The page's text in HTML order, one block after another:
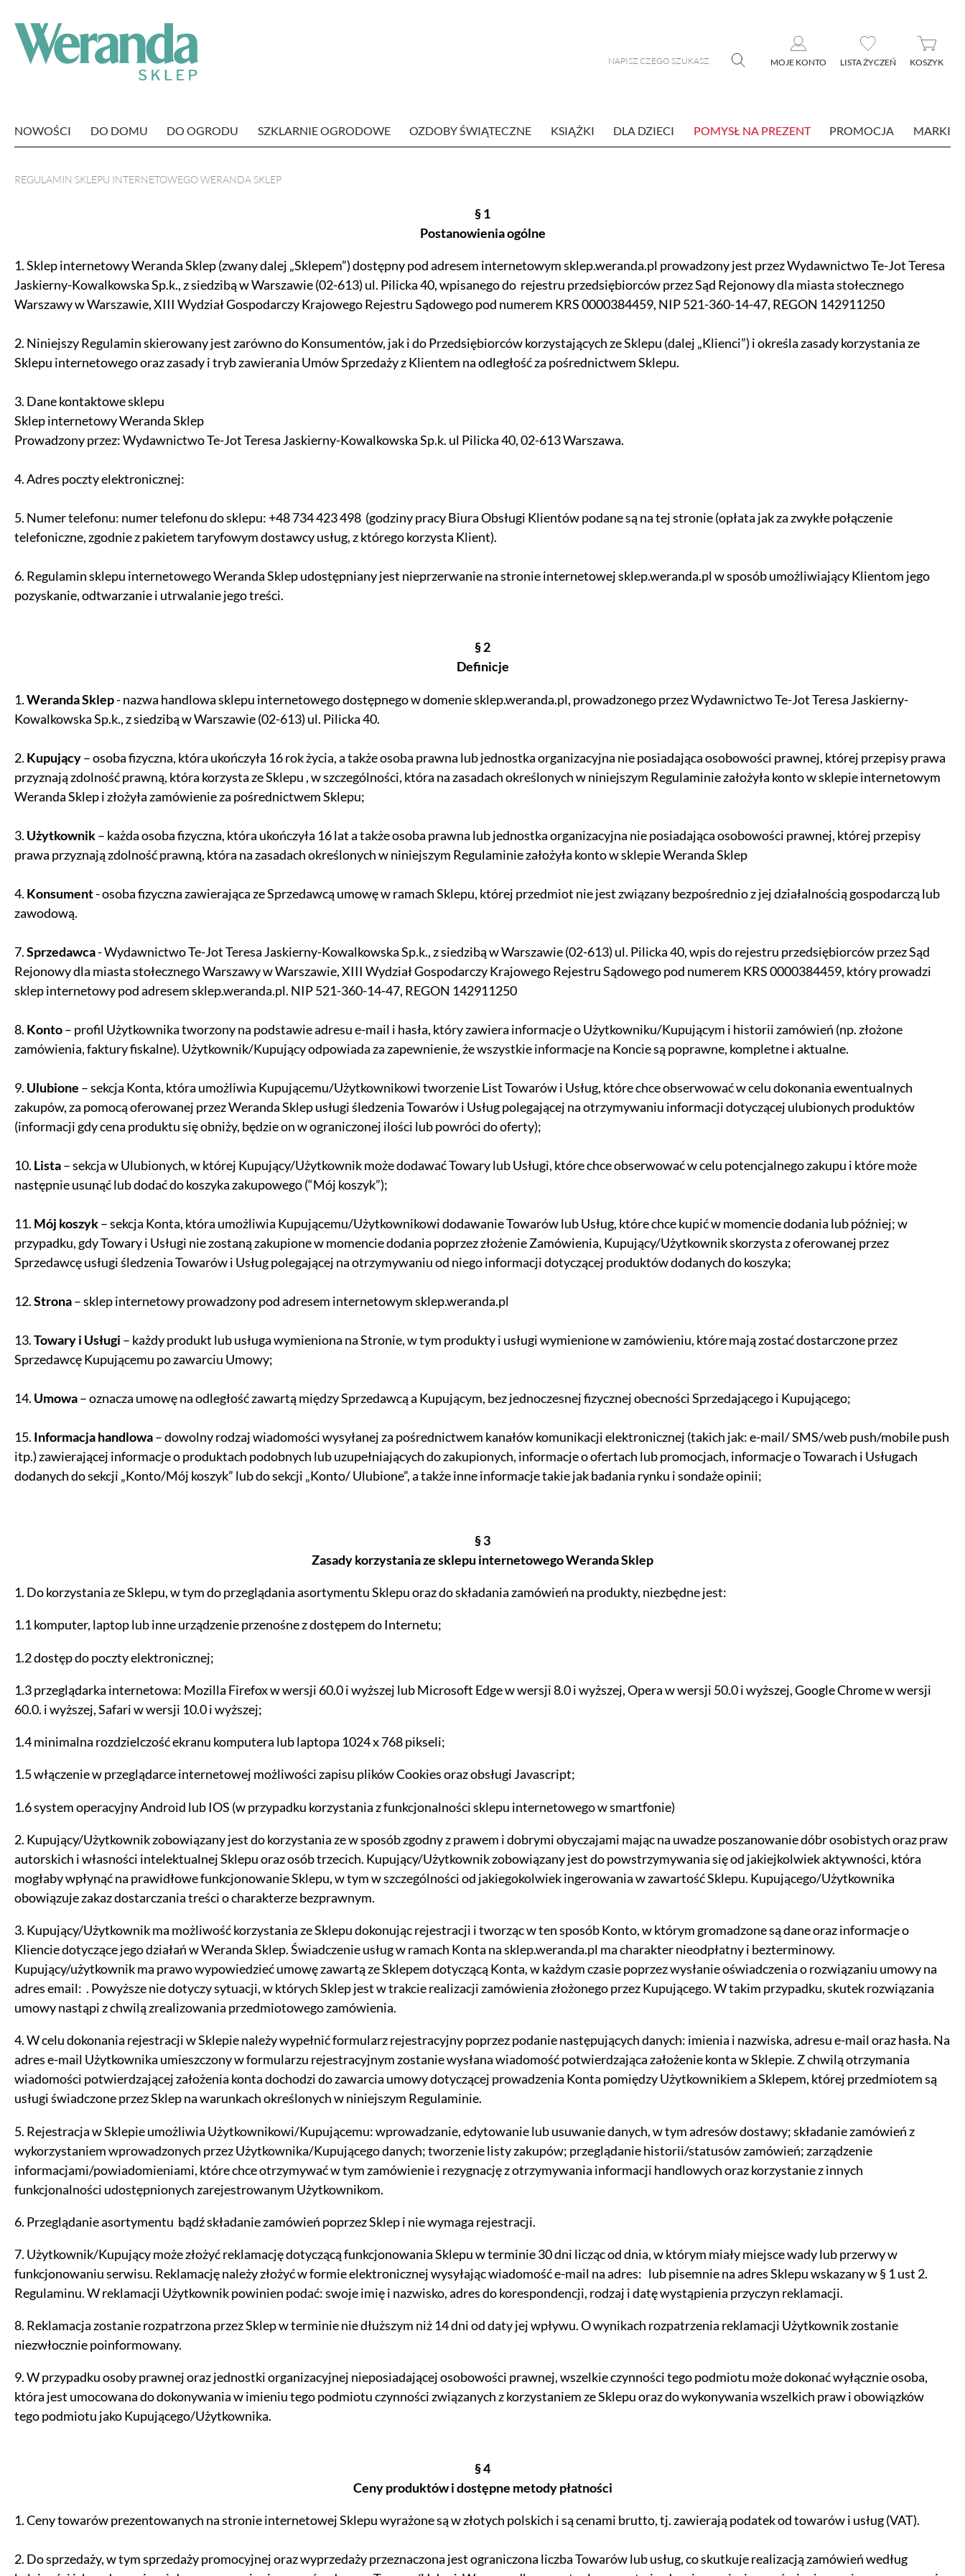
MOJE KONTO LISTA ŻYCZEŃ KOSZYK
NOWOŚCI DO DOMU DO OGRODU SZKLARNIE OGRODOWE OZDOBY ŚWIĄTECZNE KSIĄŻKI DLA DZIECI POMYSŁ NA PREZENT PROMOCJA MARKI
REGULAMIN SKLEPU INTERNETOWEGO WERANDA SKLEP
§ 1
Postanowienia ogólne
1. Sklep internetowy Weranda Sklep (zwany dalej „Sklepem”) dostępny pod adresem internetowym sklep.weranda.pl prowadzony jest przez Wydawnictwo Te-Jot Teresa
Jaskierny-Kowalkowska Sp.k., z siedzibą w Warszawie (02-613) ul. Pilicka 40, wpisanego do rejestru przedsiębiorców przez Sąd Rejonowy dla miasta stołecznego
Warszawy w Warszawie, XIII Wydział Gospodarczy Krajowego Rejestru Sądowego pod numerem KRS 0000384459, NIP 521-360-14-47, REGON 142911250
2. Niniejszy Regulamin skierowany jest zarówno do Konsumentów, jak i do Przedsiębiorców korzystających ze Sklepu (dalej „Klienci”) i określa zasady korzystania ze
Sklepu internetowego oraz zasady i tryb zawierania Umów Sprzedaży z Klientem na odległość za pośrednictwem Sklepu.
3. Dane kontaktowe sklepu
Sklep internetowy Weranda Sklep
Prowadzony przez: Wydawnictwo Te-Jot Teresa Jaskierny-Kowalkowska Sp.k. ul Pilicka 40, 02-613 Warszawa.
4. Adres poczty elektronicznej:
5. Numer telefonu: numer telefonu do sklepu: +48 734 423 498 (godziny pracy Biura Obsługi Klientów podane są na tej stronie (opłata jak za zwykłe połączenie
telefoniczne, zgodnie z pakietem taryfowym dostawcy usług, z którego korzysta Klient).
6. Regulamin sklepu internetowego Weranda Sklep udostępniany jest nieprzerwanie na stronie internetowej sklep.weranda.pl w sposób umożliwiający Klientom jego
pozyskanie, odtwarzanie i utrwalanie jego treści.
§ 2
Definicje
1.Weranda Sklep- nazwa handlowa sklepu internetowego dostępnego w domenie sklep.weranda.pl, prowadzonego przez Wydawnictwo Te-Jot Teresa Jaskierny-
Kowalkowska Sp.k., z siedzibą w Warszawie (02-613) ul. Pilicka 40.
2. Kupujący– osoba fizyczna, która ukończyła 16 rok życia, a także osoba prawna lub jednostka organizacyjna nie posiadająca osobowości prawnej, której przepisy prawa
przyznają zdolność prawną, która korzysta ze Sklepu , w szczególności, która na zasadach określonych w niniejszym Regulaminie założyła konto w sklepie internetowym
Weranda Sklep i złożyła zamówienie za pośrednictwem Sklepu;
3. Użytkownik– każda osoba fizyczna, która ukończyła 16 lat a także osoba prawna lub jednostka organizacyjna nie posiadająca osobowości prawnej, której przepisy
prawa przyznają zdolność prawną, która na zasadach określonych w niniejszym Regulaminie założyła konto w sklepie Weranda Sklep
4. Konsument- osoba fizyczna zawierająca ze Sprzedawcą umowę w ramach Sklepu, której przedmiot nie jest związany bezpośrednio z jej działalnością gospodarczą lub
zawodową.
7.Sprzedawca- Wydawnictwo Te-Jot Teresa Jaskierny-Kowalkowska Sp.k., z siedzibą w Warszawie (02-613) ul. Pilicka 40, wpis do rejestru przedsiębiorców przez Sąd
Rejonowy dla miasta stołecznego Warszawy w Warszawie, XIII Wydział Gospodarczy Krajowego Rejestru Sądowego pod numerem KRS 0000384459, który prowadzi
sklep internetowy pod adresem sklep.weranda.pl. NIP 521-360-14-47, REGON 142911250
8. Konto– profil Użytkownika tworzony na podstawie adresu e-mail i hasła, który zawiera informacje o Użytkowniku/Kupującym i historii zamówień (np. złożone
zamówienia, faktury fiskalne). Użytkownik/Kupujący odpowiada za zapewnienie, że wszystkie informacje na Koncie są poprawne, kompletne i aktualne.
9. Ulubione – sekcja Konta, która umożliwia Kupującemu/Użytkownikowi tworzenie List Towarów i Usług, które chce obserwować w celu dokonania ewentualnych
zakupów, za pomocą oferowanej przez Weranda Sklep usługi śledzenia Towarów i Usług polegającej na otrzymywaniu informacji dotyczącej ulubionych produktów
(informacji gdy cena produktu się obniży, będzie on w ograniczonej ilości lub powróci do oferty);
10. Lista– sekcja w Ulubionych, w której Kupujący/Użytkownik może dodawać Towary lub Usługi, które chce obserwować w celu potencjalnego zakupu i które może
następnie usunąć lub dodać do koszyka zakupowego (“Mój koszyk”);
11. Mój koszyk– sekcja Konta, która umożliwia Kupującemu/Użytkownikowi dodawanie Towarów lub Usług, które chce kupić w momencie dodania lub później; w
przypadku, gdy Towary i Usługi nie zostaną zakupione w momencie dodania poprzez złożenie Zamówienia, Kupujący/Użytkownik skorzysta z oferowanej przez
Sprzedawcę usługi śledzenia Towarów i Usług polegającej na otrzymywaniu od niego informacji dotyczącej produktów dodanych do koszyka;
12.Strona– sklep internetowy prowadzony pod adresem internetowym sklep.weranda.pl
13.Towary i Usługi – każdy produkt lub usługa wymieniona na Stronie, w tym produkty i usługi wymienione w zamówieniu, które mają zostać dostarczone przez
Sprzedawcę Kupującemu po zawarciu Umowy;
14. Umowa– oznacza umowę na odległość zawartą między Sprzedawcą a Kupującym, bez jednoczesnej fizycznej obecności Sprzedającego i Kupującego;
15. Informacja handlowa– dowolny rodzaj wiadomości wysyłanej za pośrednictwem kanałów komunikacji elektronicznej (takich jak: e-mail/ SMS/web push/mobile push
itp.) zawierającej informacje o produktach podobnych lub uzupełniających do zakupionych, informacje o ofertach lub promocjach, informacje o Towarach i Usługach
dodanych do sekcji „Konto/Mój koszyk” lub do sekcji „Konto/ Ulubione”, a także inne informacje takie jak badania rynku i sondaże opinii;
§ 3
Zasady korzystania ze sklepu internetowego Weranda Sklep
1. Do korzystania ze Sklepu, w tym do przeglądania asortymentu Sklepu oraz do składania zamówień na produkty, niezbędne jest:
1.1 komputer, laptop lub inne urządzenie przenośne z dostępem do Internetu;
1.2 dostęp do poczty elektronicznej;
1.3 przeglądarka internetowa: Mozilla Firefox w wersji 60.0 i wyższej lub Microsoft Edge w wersji 8.0 i wyższej, Opera w wersji 50.0 i wyższej, Google Chrome w wersji
60.0. i wyższej, Safari w wersji 10.0 i wyższej;
1.4 minimalna rozdzielczość ekranu komputera lub laptopa 1024 x 768 pikseli;
1.5 włączenie w przeglądarce internetowej możliwości zapisu plików Cookies oraz obsługi Javascript;
1.6 system operacyjny Android lub IOS (w przypadku korzystania z funkcjonalności sklepu internetowego w smartfonie)
2. Kupujący/Użytkownik zobowiązany jest do korzystania ze w sposób zgodny z prawem i dobrymi obyczajami mając na uwadze poszanowanie dóbr osobistych oraz praw
autorskich i własności intelektualnej Sklepu oraz osób trzecich. Kupujący/Użytkownik zobowiązany jest do powstrzymywania się od jakiejkolwiek aktywności, która
mogłaby wpłynąć na prawidłowe funkcjonowanie Sklepu, w tym w szczególności od jakiegokolwiek ingerowania w zawartość Sklepu. Kupującego/Użytkownika
obowiązuje zakaz dostarczania treści o charakterze bezprawnym.
3. Kupujący/Użytkownik ma możliwość korzystania ze Sklepu dokonując rejestracji i tworząc w ten sposób Konto, w którym gromadzone są dane oraz informacje o
Kliencie dotyczące jego działań w Weranda Sklep. Świadczenie usług w ramach Konta na sklep.weranda.pl ma charakter nieodpłatny i bezterminowy.
Kupujący/użytkownik ma prawo wypowiedzieć umowę zawartą ze Sklepem dotyczącą Konta, w każdym czasie poprzez wysłanie oświadczenia o rozwiązaniu umowy na
adres email: . Powyższe nie dotyczy sytuacji, w których Sklep jest w trakcie realizacji zamówienia złożonego przez Kupującego. W takim przypadku, skutek rozwiązania
umowy nastąpi z chwilą zrealizowania przedmiotowego zamówienia.
4. W celu dokonania rejestracji w Sklepie należy wypełnić formularz rejestracyjny poprzez podanie następujących danych: imienia i nazwiska, adresu e-mail oraz hasła. Na
adres e-mail Użytkownika umieszczony w formularzu rejestracyjnym zostanie wysłana wiadomość potwierdzająca założenie konta w Sklepie. Z chwilą otrzymania
wiadomości potwierdzającej założenia konta dochodzi do zawarcia umowy dotyczącej prowadzenia Konta pomiędzy Użytkownikiem a Sklepem, której przedmiotem są
usługi świadczone przez Sklep na warunkach określonych w niniejszym Regulaminie.
5. Rejestracja w Sklepie umożliwia Użytkownikowi/Kupującemu: wprowadzanie, edytowanie lub usuwanie danych, w tym adresów dostawy; składanie zamówień z
wykorzystaniem wprowadzonych przez Użytkownika/Kupującego danych; tworzenie listy zakupów; przeglądanie historii/statusów zamówień; zarządzenie
informacjami/powiadomieniami, które chce otrzymywać w tym zamówienie i rezygnację z otrzymywania informacji handlowych oraz korzystanie z innych
funkcjonalności udostępnionych zarejestrowanym Użytkownikom.
6. Przeglądanie asortymentu bądź składanie zamówień poprzez Sklep i nie wymaga rejestracji.
7. Użytkownik/Kupujący może złożyć reklamację dotyczącą funkcjonowania Sklepu w terminie 30 dni licząc od dnia, w którym miały miejsce wady lub przerwy w
funkcjonowaniu serwisu. Reklamację należy złożyć w formie elektronicznej wysyłając wiadomość e-mail na adres: lub pisemnie na adres Sklepu wskazany w § 1 ust 2.
Regulaminu. W reklamacji Użytkownik powinien podać: swoje imię i nazwisko, adres do korespondencji, rodzaj i datę wystąpienia przyczyn reklamacji.
8. Reklamacja zostanie rozpatrzona przez Sklep w terminie nie dłuższym niż 14 dni od daty jej wpływu. O wynikach rozpatrzenia reklamacji Użytkownik zostanie
niezwłocznie poinformowany.
9. W przypadku osoby prawnej oraz jednostki organizacyjnej nieposiadającej osobowości prawnej, wszelkie czynności tego podmiotu może dokonać wyłącznie osoba,
która jest umocowana do dokonywania w imieniu tego podmiotu czynności związanych z korzystaniem ze Sklepu oraz do wykonywania wszelkich praw i obowiązków
tego podmiotu jako Kupującego/Użytkownika.
§ 4
Ceny produktów i dostępne metody płatności
1. Ceny towarów prezentowanych na stronie internetowej Sklepu wyrażone są w złotych polskich i są cenami brutto, tj. zawierają podatek od towarów i usług (VAT).
2. Do sprzedaży, w tym sprzedaży promocyjnej oraz wyprzedaży przeznaczona jest ograniczona liczba Towarów lub usług, co skutkuje realizacją zamówień według
Ustawiając poszczególne narzędzia jako włączone, godzisz się, by informacje przez nie gromadzone były przetwarzane przez
administratora tej strony oraz dostawców narzędzi zewnętrznych na zasadach opisanych szczegółowo wpolityce prywatności.
Jeżeli chcesz zaakceptować wszystkie zastosowane na stronie pliki cookies, po prostu kliknij w przycisk poniżej.
AKCEPTUJĘ WSZYSTKIE
Niezbędne cookies
Niezbędne pliki cookie są absolutnie niezbędne do prawidłowego działania witryny. Te pliki cookie zapewniają anonimowe działanie podstawowych funkcji i zabezpieczeń
witryny.
Narzędzia Google
Korzystamy z Google Analytics, czyli narzędzia pozwalającego na gromadzenie, przeglądanie i analizę statystyk związanych z aktywnością użytkowników na naszej stronie.
Kod śledzący Google Analytics gromadzi informacje na temat Twojej aktywności na naszej stronie, które mogą być przez Google wykorzystywane przy budowaniu Twojego
profilu użytkownika. Ponadto, informacje z Google Analytics mogą być wykorzystywane w ustawieniach kampanii reklamowych prowadzonych z wykorzystaniem Google
Facebook Pixel
W kodzie strony zaimplementowany jest Pixel Facebooka. To kod, który zbiera informacje na temat Twojego korzystania ze strony, pozwalając na podstawie zebranych w ten
dane pozwalające Cię bezpośrednio zidentyfikować. Jeżeli wyłączysz Pixel Facebooka, nie będziemy w stanie kierować do Ciebie reklam dopasowanych do Twojej